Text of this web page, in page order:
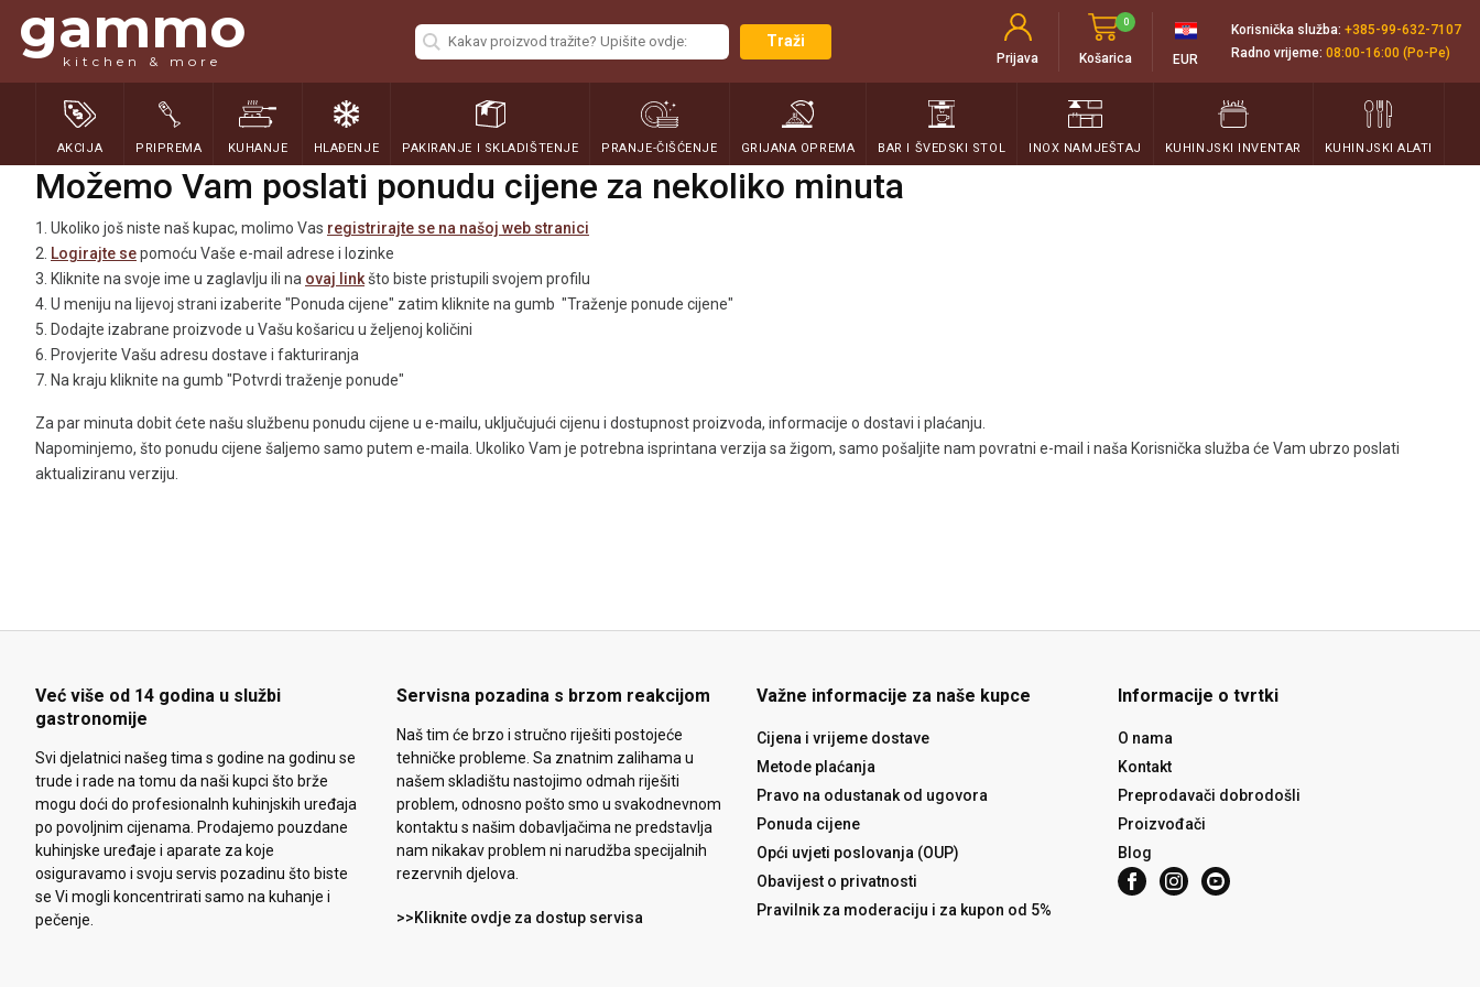
gammo
kitchen & more
Traži
Prijava Košarica
0
EUR
Korisnička služba: +385-99-632-7107
Radno vrijeme: 08:00-16:00 (Po-Pe)
AKCIJA PRIPREMA KUHANJE HLAĐENJE PAKIRANJE I SKLADIŠTENJE PRANJE-ČIŠĆENJE GRIJANA OPREMA BAR I ŠVEDSKI STOL INOX NAMJEŠTAJ KUHINJSKI INVENTAR KUHINJSKI ALATI
Možemo Vam poslati ponudu cijene za nekoliko minuta
1. Ukoliko još niste naš kupac, molimo Vas registrirajte se na našoj web stranici
2. Logirajte sepomoću Vaše e-mail adrese i lozinke
3. Kliknite na svoje ime u zaglavlju ili na ovaj linkšto biste pristupili svojem profilu
4. U meniju na lijevoj strani izaberite "Ponuda cijene" zatim kliknite na gumb "Traženje ponude cijene"
5. Dodajte izabrane proizvode u Vašu košaricu u željenoj količini
6. Provjerite Vašu adresu dostave i fakturiranja
7. Na kraju kliknite na gumb "Potvrdi traženje ponude"
Za par minuta dobit ćete našu službenu ponudu cijene u e-mailu, uključujući cijenu i dostupnost proizvoda, informacije o dostavi i plaćanju.
Napominjemo, što ponudu cijene šaljemo samo putem e-maila. Ukoliko Vam je potrebna isprintana verzija sa žigom, samo pošaljite nam povratni e-mail i naša Korisnička služba će Vam ubrzo poslati
aktualiziranu verziju.
Već više od 14 godina u službi
gastronomije
Svi djelatnici našeg tima s godine na godinu se
trude i rade na tomu da naši kupci što brže
mogu doći do profesionalnh kuhinjskih uređaja
po povoljnim cijenama. Prodajemo pouzdane
kuhinjske uređaje i aparate za koje
osiguravamo i svoju servis pozadinu što biste
se Vi mogli koncentrirati samo na kuhanje i
pečenje.
Servisna pozadina s brzom reakcijom
Naš tim će brzo i stručno riješiti postojeće
tehničke probleme. Sa znatnim zalihama u
našem skladištu nastojimo odmah riješiti
problem, odnosno pošto smo u svakodnevnom
kontaktu s našim dobavljačima ne predstavlja
nam nikakav problem ni narudžba specijalnih
rezervnih djelova.
>>Kliknite ovdje za dostup servisa
Važne informacije za naše kupce
Cijena i vrijeme dostave
Metode plaćanja
Pravo na odustanak od ugovora
Ponuda cijene
Opći uvjeti poslovanja (OUP)
Obavijest o privatnosti
Pravilnik za moderaciju i za kupon od 5%
Informacije o tvrtki
O nama
Kontakt
Preprodavači dobrodošli
Proizvođači
Blog